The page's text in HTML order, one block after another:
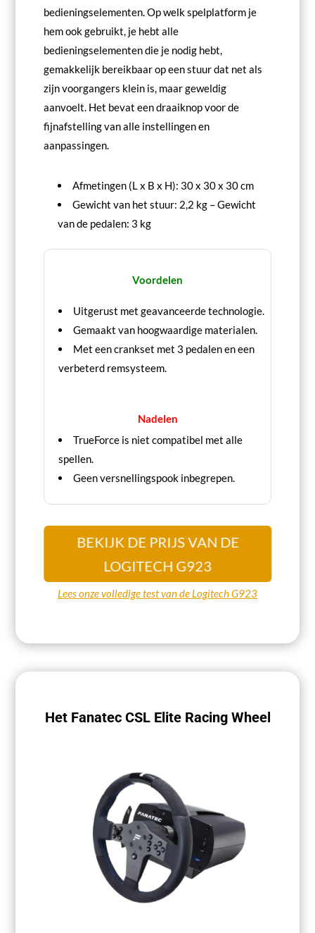
bedieningselementen. Op welk spelplatform je
hem ook gebruikt, je hebt alle
bedieningselementen die je nodig hebt,
gemakkelijk bereikbaar op een stuur dat net als
zijn voorgangers klein is, maar geweldig
aanvoelt. Het bevat een draaiknop voor de
fijnafstelling van alle instellingen en
aanpassingen.
Afmetingen (L x B x H): 30 x 30 x 30 cm
Gewicht van het stuur: 2,2 kg – Gewicht
van de pedalen: 3 kg
Voordelen
Uitgerust met geavanceerde technologie.
Gemaakt van hoogwaardige materialen.
Met een crankset met 3 pedalen en een
verbeterd remsysteem.
Nadelen
TrueForce is niet compatibel met alle
spellen.
Geen versnellingspook inbegrepen.
BEKIJK DE PRIJS VAN DE
LOGITECH G923
Lees onze volledige test van de Logitech G923
Het Fanatec CSL Elite Racing Wheel